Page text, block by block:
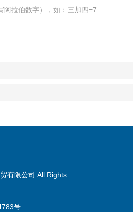
阿拉伯数字），如：三加四=7
有限公司 All Rights
号